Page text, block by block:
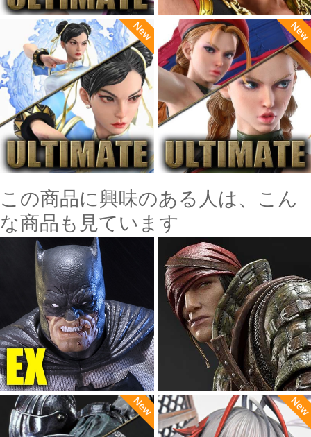
この商品に興味のある人は、こん
な商品も見ています